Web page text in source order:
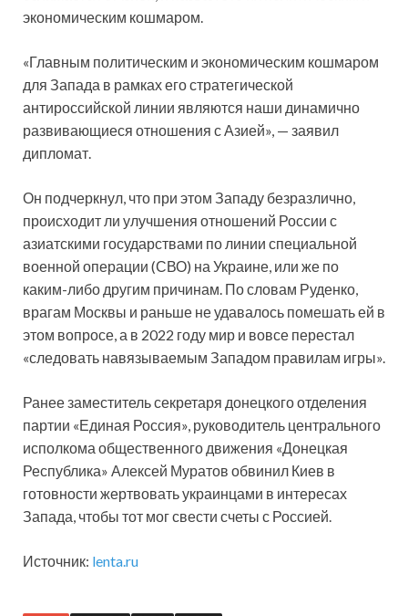
экономическим кошмаром.
«Главным политическим и экономическим кошмаром
для Запада в рамках его стратегической
антироссийской линии являются наши динамично
развивающиеся отношения с Азией», — заявил
дипломат.
Он подчеркнул, что при этом Западу безразлично,
происходит ли улучшения отношений России с
азиатскими государствами по линии специальной
военной операции (СВО) на Украине, или же по
каким-либо другим причинам. По словам Руденко,
врагам Москвы и раньше не удавалось помешать ей в
этом вопросе, а в 2022 году мир и вовсе перестал
«следовать навязываемым Западом правилам игры».
Ранее заместитель секретаря донецкого отделения
партии «Единая Россия», руководитель центрального
исполкома общественного движения «Донецкая
Республика» Алексей Муратов обвинил Киев в
готовности жертвовать украинцами в интересах
Запада, чтобы тот мог свести счеты с Россией.
Источник: lenta.ru